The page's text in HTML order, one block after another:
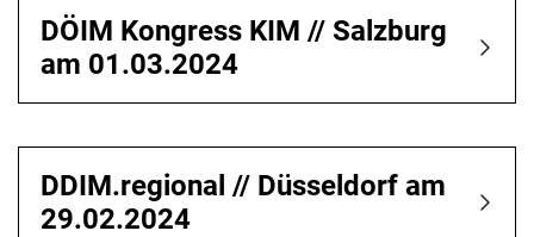
DÖIM Kongress KIM // Salzburg
am 01.03.2024
DDIM.regional // Düsseldorf am
29.02.2024